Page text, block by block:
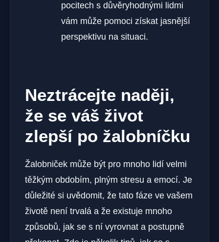
pocitech s důvěryhodnými lidmi
vám může pomoci získat jasnější
perspektivu na situaci.
Neztrácejte naději,
že se váš život
zlepší po žalobníčku
Žalobniček může být pro mnoho lidí velmi
těžkým obdobím, plným stresu a emocí. Je
důležité si uvědomit, že tato fáze ve vašem
životě není trvalá a že existuje mnoho
způsobů, jak se s ní vyrovnat a postupně